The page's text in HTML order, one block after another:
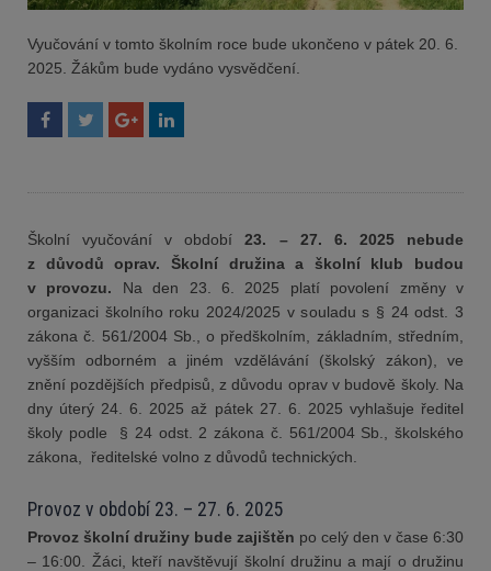
Vyučování v tomto školním roce bude ukončeno v pátek 20. 6.
2025 . Žákům bude vydáno vysvědčení.
Školní vyučování v období23. – 27. 6. 2025 nebude
z důvodů oprav.
Školní družina a školní klub budou
v provozu. Na den 23. 6. 2025 platí povolení změny v
organizaci školního roku 2024/2025 v souladu s § 24 odst. 3
zákona č. 561/2004 Sb., o předškolním, základním, středním,
vyšším odborném a jiném vzdělávání (školský zákon), ve
znění pozdějších předpisů, z důvodu oprav v budově školy. Na
dny úterý 24. 6. 2025 až pátek 27. 6. 2025 vyhlašuje ředitel
školy podle § 24 odst. 2 zákona č. 561/2004 Sb., školského
zákona, ředitelské volno z důvodů technických.
Provoz v období 23. – 27. 6. 2025
Provoz školní družiny bude zajištěn po celý den v čase 6:30
– 16:00. Žáci, kteří navštěvují školní družinu a mají o družinu